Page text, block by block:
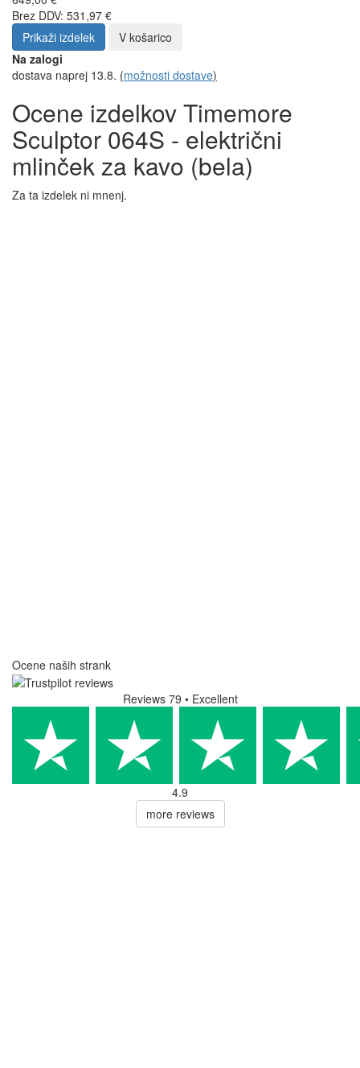
Brez DDV: 531,97 €
Prikaži izdelek
V košarico
Na zalogi
dostava naprej 13.8. (možnosti dostave)
Ocene izdelkov Timemore
Sculptor 064S - električni
mlinček za kavo (bela)
Za ta izdelek ni mnenj.
Ocene naših strank
Reviews 79 • Excellent
4.9
more reviews